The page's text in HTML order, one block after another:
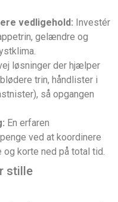
vedligehold: Investér
gelændre og
løsninger der hjælper
trin, håndlister i
så opgangen
En erfaren
ved at koordinere
og korte ned på total tid.
stille